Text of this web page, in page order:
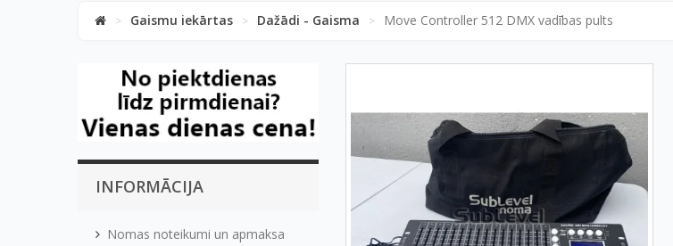
> Gaismu iekārtas > Dažādi - Gaisma > Move Controller 512 DMX vadības pults
INFORMĀCIJA
Nomas noteikumi un apmaksa